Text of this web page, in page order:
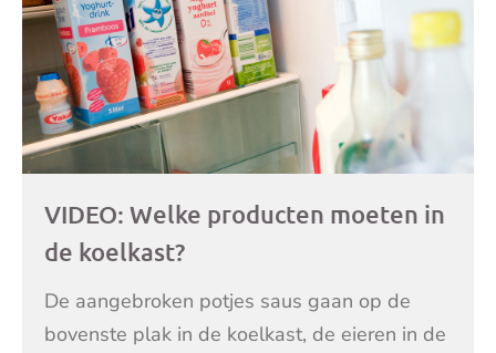
VIDEO: Welke producten moeten in
de koelkast?
De aangebroken potjes saus gaan op de
bovenste plak in de koelkast, de eieren in de